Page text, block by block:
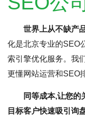
世界上从不缺产
化是北京专业的SEO
索引擎优化服务。我
更懂网站运营和SEO
同等成本,让您的
目标客户快速吸引询